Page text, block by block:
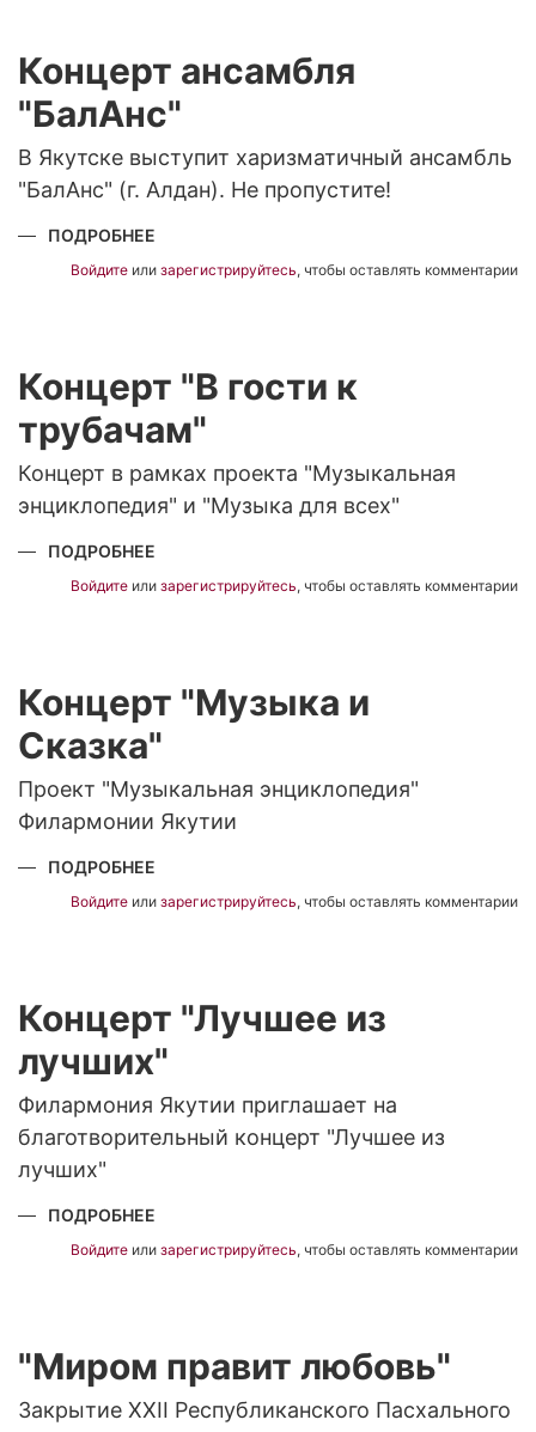
Концерт ансамбля
"БалАнс"
В Якутске выступит харизматичный ансамбль
"БалАнс" (г. Алдан). Не пропустите!
ПОДРОБНЕЕ
АНСАМБЛЯ
"БАЛАНС"
Войдите или зарегистрируйтесь, чтобы оставлять комментарии
Концерт "В гости к
трубачам"
Концерт в рамках проекта "Музыкальная
энциклопедия" и "Музыка для всех"
ПОДРОБНЕЕ
"В
ГОСТИ
Войдите или зарегистрируйтесь, чтобы оставлять комментарии
Концерт "Музыка и
Сказка"
Проект "Музыкальная энциклопедия"
Филармонии Якутии
ПОДРОБНЕЕ
"МУЗЫКА
Войдите или зарегистрируйтесь, чтобы оставлять комментарии
Концерт "Лучшее из
лучших"
Филармония Якутии приглашает на
благотворительный концерт "Лучшее из
лучших"
ПОДРОБНЕЕ
"ЛУЧШЕЕ
ИЗ
Войдите или зарегистрируйтесь, чтобы оставлять комментарии
"Миром правит любовь"
Закрытие XXII Республиканского Пасхального